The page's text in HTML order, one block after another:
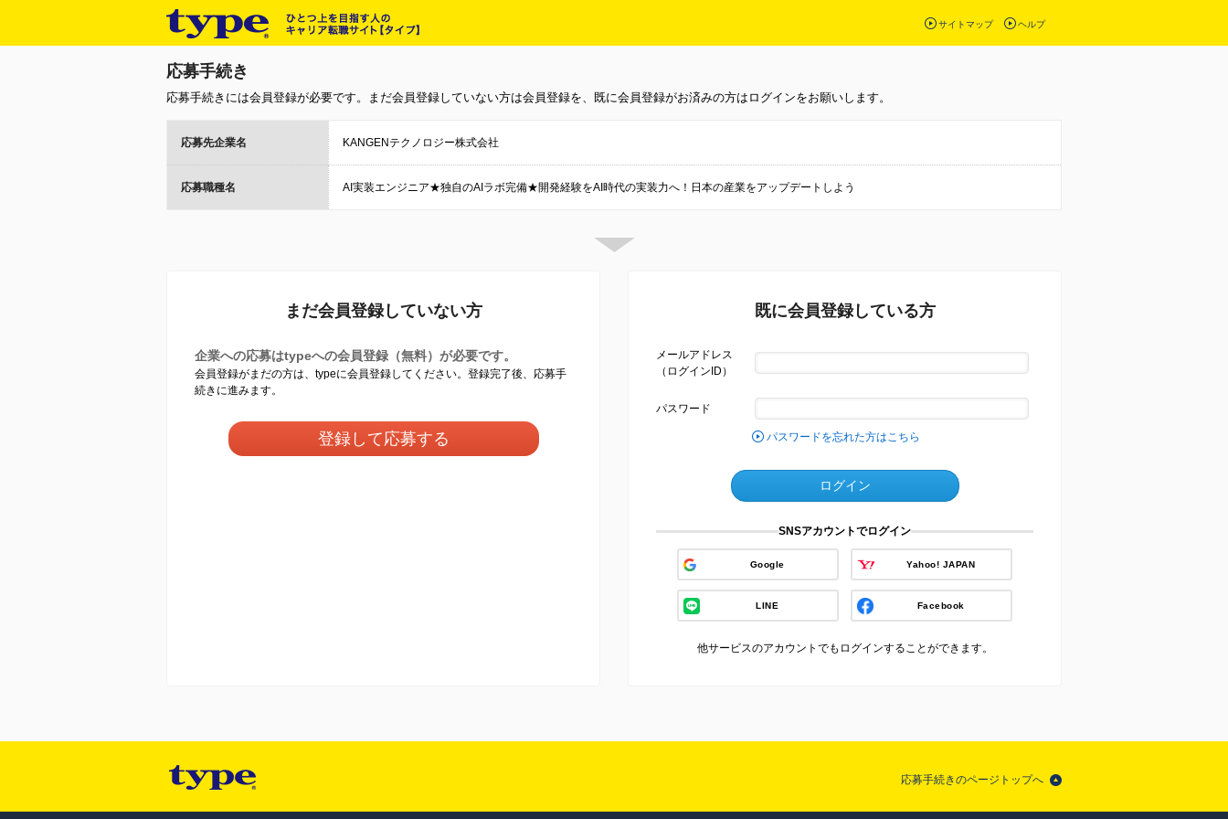
サイトマップ ヘルプ
応募手続き
応募手続きには会員登録が必要です。まだ会員登録していない方は会員登録を、既に会員登録がお済みの方はログインをお願いします。
応募先企業名 KANGENテクノロジー株式会社
応募職種名 AI実装エンジニア★独自のAIラボ完備★開発経験をAI時代の実装力へ！日本の産業をアップデートしよう
まだ会員登録していない方
企業への応募はtypeへの会員登録（無料）が必要です。
会員登録がまだの方は、typeに会員登録してください。登録完了後、応募手
続きに進みます。
登録して応募する
既に会員登録している方
メールアドレス
（ログインID）
パスワード
パスワードを忘れた方はこちら
ログイン
SNSアカウントでログイン
Google Yahoo! JAPAN
LINE Facebook
他サービスのアカウントでもログインすることができます。
応募手続きのページトップへ